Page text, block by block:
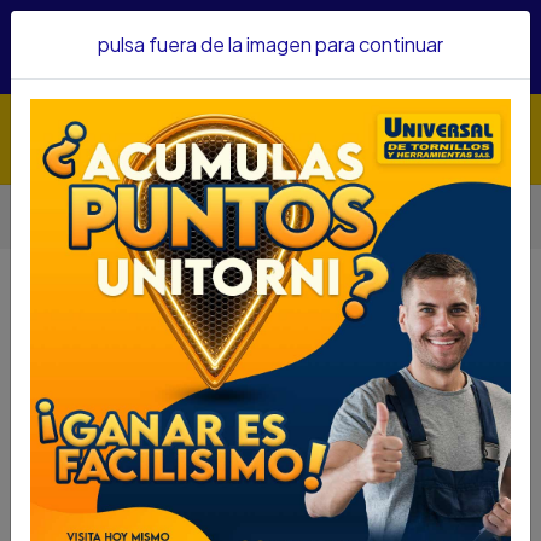
confianza&nbsp;Recibe un KIT PARRILLERO por compras
Herramientas Herramienta Manual
LLAVE EXPANSIVA COVO 10" CV-AW-0110
LLAVE EXPANSIVA COVO 10" CV-
LLAVE EXPANSIVA COVO 10" CV-AW-0110
SKU.....66002016
DESCRIPCIÓN.....
MANGO GRIP PZA.
pulsa fuera de la imagen para continuar